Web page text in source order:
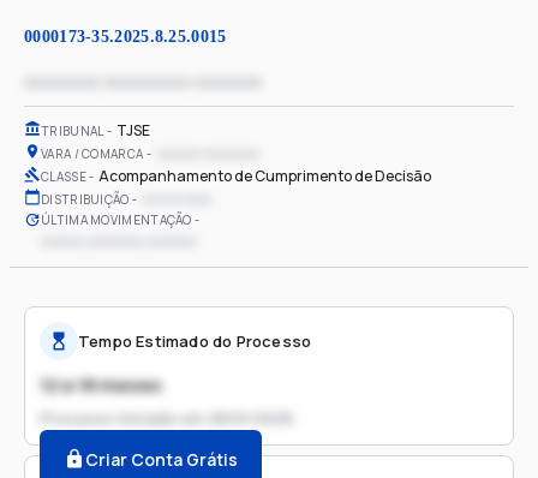
0000173-35.2025.8.25.0015
TRIBUNAL TJSE
VARA / COMARCA
CLASSE Acompanhamento de Cumprimento de Decisão
DISTRIBUIÇÃO
ÚLTIMA MOVIMENTAÇÃO
Tempo Estimado do Processo
12 a 18 meses
Processo iniciado em
Criar Conta Grátis